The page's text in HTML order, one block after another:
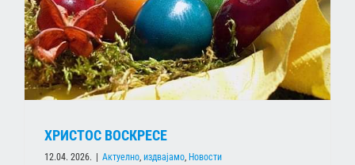
ХРИСТОС ВОСКРЕСЕ
12.04. 2026. | Актуелно, издвајамо, Новости